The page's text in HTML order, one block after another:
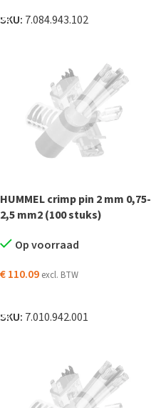
SKU: 7.084.943.102
HUMMEL crimp pin 2 mm 0,75-
2,5 mm2 (100 stuks)
Op voorraad
€110.09 excl. BTW
SKU: 7.010.942.001